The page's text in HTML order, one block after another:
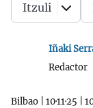
Iñaki
Redactor
Bilbao 10·11·25
Itzuli